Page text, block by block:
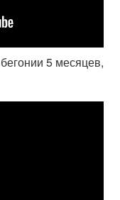
5 месяцев,